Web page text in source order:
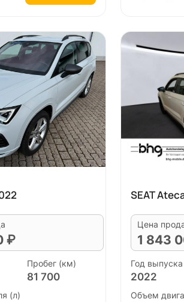
₽
Пробег (км)
81 700
(л)
SEAT
Цена
1 843
Год выпуска
2022
Объем